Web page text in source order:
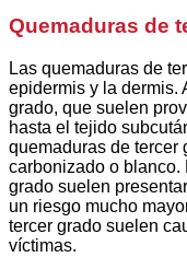
Quemaduras de
Las quemaduras de
epidermis y la dermis.
grado, que suelen
hasta el tejido
quemaduras de tercer
carbonizado o blanco.
grado suelen
un riesgo mucho
tercer grado suelen
víctimas.